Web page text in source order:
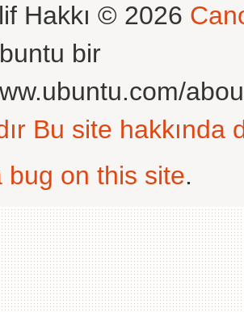
Hakkı © 2026
bir
Bu site hakkında
bug on this site.